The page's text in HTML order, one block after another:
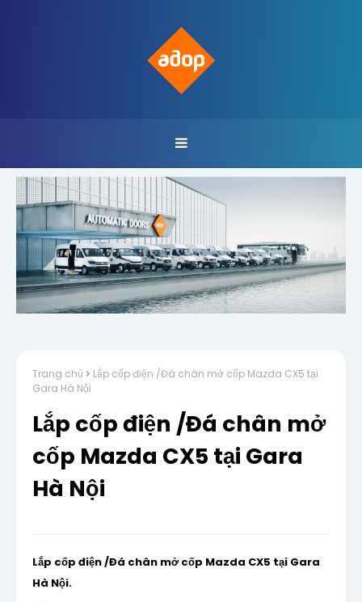
Trang chủ
Lắp cốp điện /Đá chân mở cốp Mazda CX5 tại
Gara Hà Nội
Lắp cốp điện /Đá chân mở
cốp Mazda CX5 tại Gara
Hà Nội
Lắp cốp điện /Đá chân mở cốp Mazda CX5 tại Gara
Hà Nội.